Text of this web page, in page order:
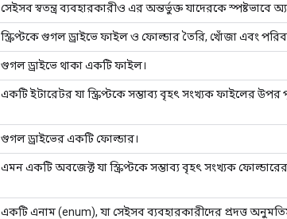
সেইসব স্বতন্ত্র ব্যবহারকারীও এর অন্তর্ভুক্ত যাদেরকে স্পষ্টভাবে
স্ক্রিপ্টকে গুগল ড্রাইভে ফাইল ও ফোল্ডার তৈরি, খোঁজা এবং
গুগল ড্রাইভে থাকা একটি ফাইল।
একটি ইটারেটর যা স্ক্রিপ্টকে সম্ভাব্য বৃহৎ সংখ্যক ফাইলের উপর
গুগল ড্রাইভের একটি ফোল্ডার।
এমন একটি অবজেক্ট যা স্ক্রিপ্টকে সম্ভাব্য বৃহৎ সংখ্যক
একটি এনাম (enum), যা সেইসব ব্যবহারকারীদের প্রদত্ত